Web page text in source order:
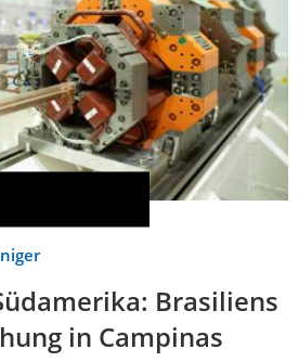
Brasiliens
in Campinas